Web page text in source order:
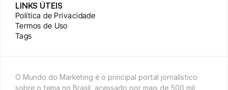
LINKS ÚTEIS
Política de Privacidade
Termos de Uso
Tags
O Mundo do Marketing é o principal portal jornalístico
sobre o tema no Brasil, acessado por mais de 500 mil